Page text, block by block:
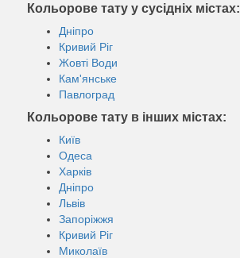
Кольорове тату у сусідніх містах:
Дніпро
Кривий Ріг
Жовті Води
Кам'янське
Павлоград
Кольорове тату в інших містах:
Київ
Одеса
Харків
Дніпро
Львів
Запоріжжя
Кривий Ріг
Миколаїв